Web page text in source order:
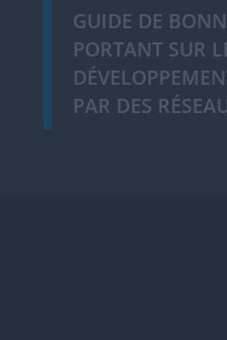
GUIDE DE
PORTANT SUR
PAR DES